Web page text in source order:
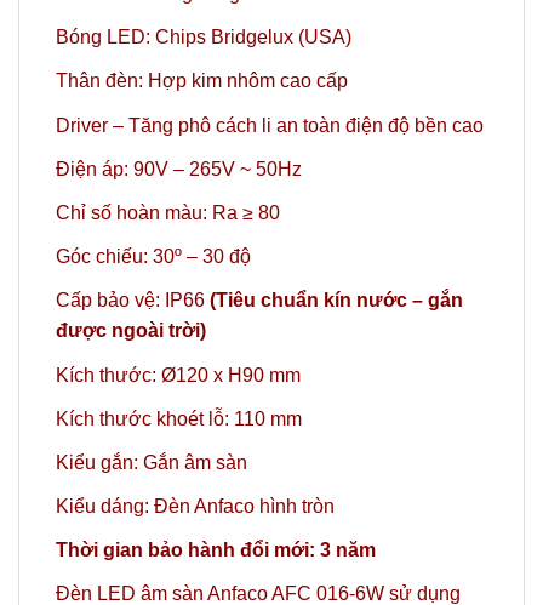
Bóng LED: Chips Bridgelux (USA)
Thân đèn: Hợp kim nhôm cao cấp
Driver – Tăng phô cách li an toàn điện độ bền cao
Điện áp: 90V – 265V ~ 50Hz
Chỉ số hoàn màu: Ra ≥ 80
Góc chiếu: 30º – 30 độ
Cấp bảo vệ: IP66 (Tiêu chuẩn kín nước – gắn
được ngoài trời)
Kích thước: Ø120 x H90 mm
Kích thước khoét lỗ: 110 mm
Kiểu gắn: Gắn âm sàn
Kiểu dáng: Đèn Anfaco hình tròn
Thời gian bảo hành đổi mới: 3 năm
Đèn LED âm sàn Anfaco AFC 016-6W sử dụng